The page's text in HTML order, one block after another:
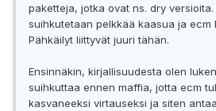
paketteja, jotka ovat ns. dry versioita.
suihkutetaan pelkkää kaasua ja ecm
Pähkäilyt liittyvät juuri tähän.
Ensinnäkin, kirjallisuudesta olen
suihkuttaa ennen maffia, jotta ecm
kasvaneeksi virtauseksi ja siten